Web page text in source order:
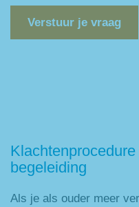
Verstuur je vraag
begeleiding
Als je als ouder meer